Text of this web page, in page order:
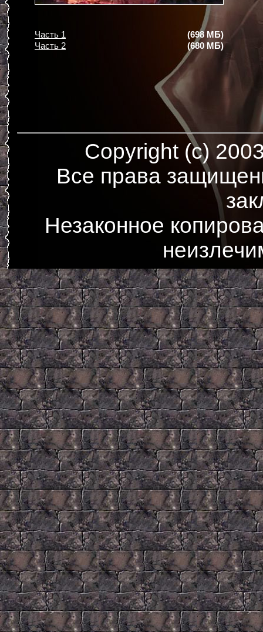
Часть 1
(698 МБ)
Часть 2
(680 МБ)
Copyright (c)
Все права
Незаконное